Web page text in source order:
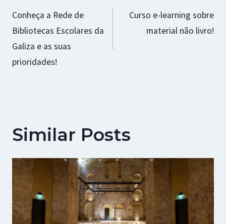
de
artigos
Conheça a Rede de
Bibliotecas Escolares da
Galiza e as suas
prioridades!
Curso e-learning sobre
material não livro!
Similar Posts